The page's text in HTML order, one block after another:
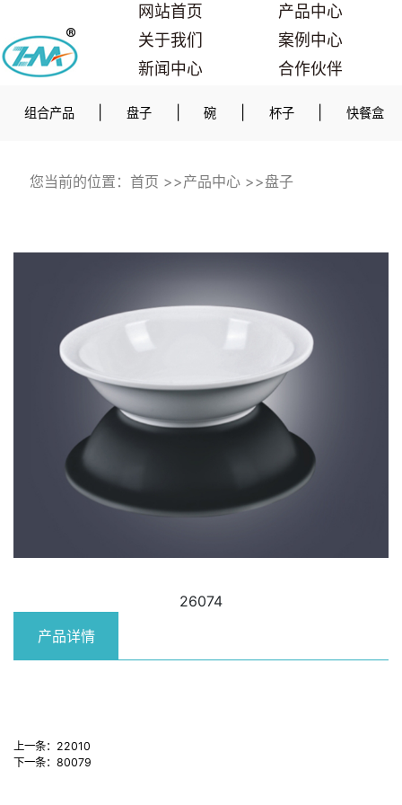
网站首页
产品中心
关于我们
案例中心
新闻中心
合作伙伴
组合产品 盘子 碗 杯子 快餐盒
您当前的位置： 首页 >>产品中心>>盘子
26074
产品详情
上一条： 22010
下一条： 80079